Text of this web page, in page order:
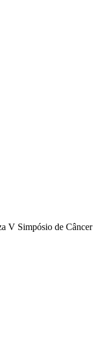
V Simpósio de Câncer